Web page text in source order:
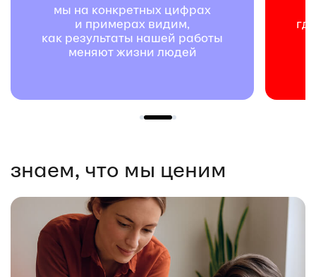
мы — команда экспертов,
где ценят не только результат,
но и друг друга
знаем, что мы ценим